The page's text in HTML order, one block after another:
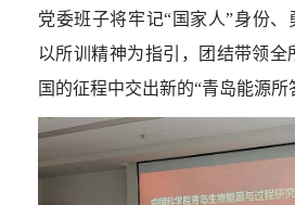
党委班子将牢记“国家人”身份、
以所训精神为指引，团结带领全
国的征程中交出新的“青岛能源所